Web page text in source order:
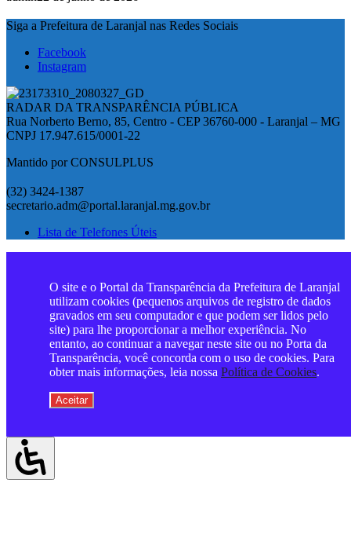
Siga a Prefeitura de Laranjal nas Redes Sociais
Facebook
Instagram
RADAR DA TRANSPARÊNCIA PÚBLICA
Rua Norberto Berno, 85, Centro - CEP 36760-000 - Laranjal – MG
CNPJ 17.947.615/0001-22
Mantido por CONSULPLUS
(32) 3424-1387
secretario.adm@portal.laranjal.mg.gov.br
Lista de Telefones Úteis
O site e o Portal da Transparência da Prefeitura de Laranjal
utilizam cookies (pequenos arquivos de registro de dados
gravados em seu computador e que podem ser lidos pelo
site) para lhe proporcionar a melhor experiência. No
entanto, ao continuar a navegar neste site ou no Porta da
Transparência, você concorda com o uso de cookies. Para
obter mais informações, leia nossa Política de Cookies.
Aceitar